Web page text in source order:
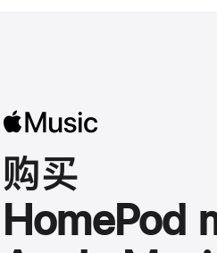
购买
HomePod